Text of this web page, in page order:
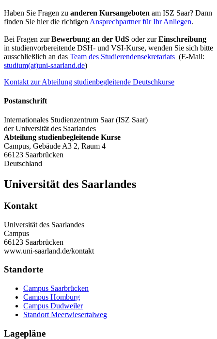
Haben Sie Fragen zu anderen Kursangeboten am ISZ Saar? Dann
finden Sie hier die richtigen Ansprechpartner für Ihr Anliegen.
Bei Fragen zurBewerbung an der UdS oder zurEinschreibung
in studienvorbereitende DSH- und VSI-Kurse, wenden Sie sich bitte
ausschließlich an das Team des Studierendensekretariats (E-Mail:
studium(at)uni-saarland.de)
Kontakt zur Abteilung studienbegleitende Deutschkurse
Postanschrift
Internationales Studienzentrum Saar (ISZ Saar)
der Universität des Saarlandes
Abteilung studienbegleitende Kurse
Campus, Gebäude A3 2, Raum 4
66123 Saarbrücken
Deutschland
Universität des Saarlandes
Kontakt
Universität des Saarlandes
Campus
66123 Saarbrücken
www.uni-saarland.de/kontakt
Standorte
Campus Saarbrücken
Campus Homburg
Campus Dudweiler
Standort Meerwiesertalweg
Lagepläne